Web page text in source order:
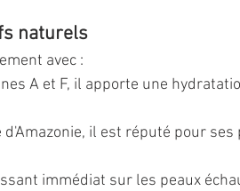
naturels
avec :
A et F, il apporte une
d'Amazonie, il est réputé pour
immédiat sur les peaux